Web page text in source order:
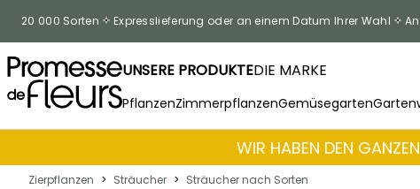
20 000 Sorten Expresslieferung oder an einem Datum Ihrer Wahl
UNSERE PRODUKTEDIE MARKE
PflanzenZimmerpflanzenGemüsegarten
WIR HABEN DEN
Zierpflanzen > Sträucher > Sträucher nach Sorten